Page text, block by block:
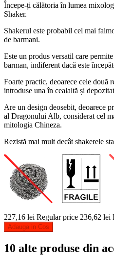
Începe-ți călătoria în lumea
Shaker.
Shakerul este probabil cel mai
de barmani.
Este un produs versatil care
barman, indiferent dacă este
Foarte practic, deoarece cele două
introduse una în cealaltă și
Are un design deosebit, deoarece
al Dragonului Alb, considerat cel
mitologia Chineza.
Rezistă mai mult decât shakerele
227,16 lei Regular price 236,62 lei
Adauga in Cos
10 alte produse din